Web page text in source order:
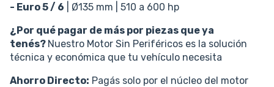
- Euro 5 / 6 | Ø135 mm | 510 a 600 hp
¿Por qué pagar de más por piezas que ya
tenés? Nuestro Motor Sin Periféricos es la solución
técnica y económica que tu vehículo necesita
Ahorro Directo: Pagás solo por el núcleo del motor